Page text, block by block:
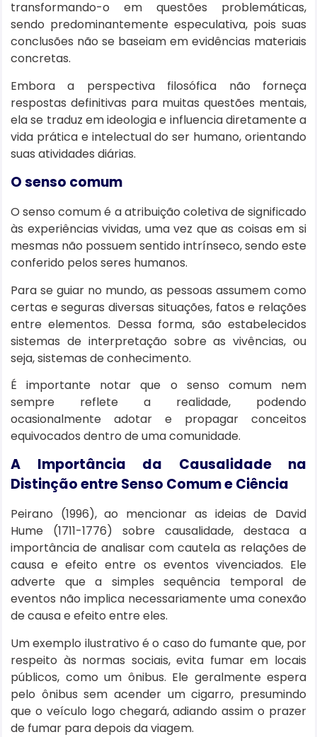
transformando-o em questões problemáticas,
sendo predominantemente especulativa, pois suas
conclusões não se baseiam em evidências materiais
concretas.
Embora a perspectiva filosófica não forneça
respostas definitivas para muitas questões mentais,
ela se traduz em ideologia e influencia diretamente a
vida prática e intelectual do ser humano, orientando
suas atividades diárias.
O senso comum
O senso comum é a atribuição coletiva de significado
às experiências vividas, uma vez que as coisas em si
mesmas não possuem sentido intrínseco, sendo este
conferido pelos seres humanos.
Para se guiar no mundo, as pessoas assumem como
certas e seguras diversas situações, fatos e relações
entre elementos. Dessa forma, são estabelecidos
sistemas de interpretação sobre as vivências, ou
seja, sistemas de conhecimento.
É importante notar que o senso comum nem
sempre reflete a realidade, podendo
ocasionalmente adotar e propagar conceitos
equivocados dentro de uma comunidade.
A Importância da Causalidade na
Distinção entre Senso Comum e Ciência
Peirano (1996), ao mencionar as ideias de David
Hume (1711-1776) sobre causalidade, destaca a
importância de analisar com cautela as relações de
causa e efeito entre os eventos vivenciados. Ele
adverte que a simples sequência temporal de
eventos não implica necessariamente uma conexão
de causa e efeito entre eles.
Um exemplo ilustrativo é o caso do fumante que, por
respeito às normas sociais, evita fumar em locais
públicos, como um ônibus. Ele geralmente espera
pelo ônibus sem acender um cigarro, presumindo
que o veículo logo chegará, adiando assim o prazer
de fumar para depois da viagem.